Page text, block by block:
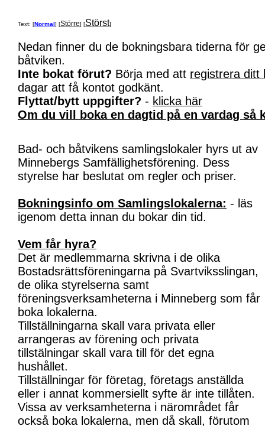
Text: [Normal] [Större] [Störst]
Nedan finner du de bokningsbara tiderna för
båtviken.
Inte bokat förut? Börja med att registrera ditt
dagar att få kontot godkänt.
Flyttat/bytt uppgifter? - klicka här
Om du vill boka en dagtid på en vardag så
Bad- och båtvikens samlingslokaler hyrs ut av
Minnebergs Samfällighetsförening. Dess
styrelse har beslutat om regler och priser.
Bokningsinfo om Samlingslokalerna: - läs
igenom detta innan du bokar din tid.
Vem får hyra?
Det är medlemmarna skrivna i de olika
Bostadsrättsföreningarna på Svartviksslingan,
de olika styrelserna samt
föreningsverksamheterna i Minneberg som får
boka lokalerna.
Tillställningarna skall vara privata eller
arrangeras av förening och privata
tillstälningar skall vara till för det egna
hushållet.
Tillställningar för företag, företags anställda
eller i annat kommersiellt syfte är inte tillåten.
Vissa av verksamheterna i närområdet får
också boka lokalerna, men då skall, förutom